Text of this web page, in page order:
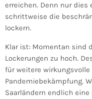
erreichen. Denn nur dies
schrittweise die
lockern.
Klar ist: Momentan sind
Lockerungen zu hoch.
für weitere
Pandemiebekämpfung.
Saarländern endlich